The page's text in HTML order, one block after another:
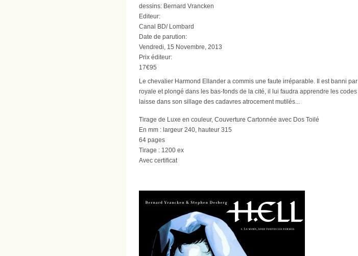
dessins: Bernard Vrancken
Editeur:
Canal BD/ Lombard
Date de parution:
Vendredi, 15 Novembre, 2013
Prix éditeur:
17€95
Le chevalier Harmond Ellander a commis une faute irréparable. Il est banni
royale et plongé dans les bas-fonds de la cité, il lui faudra apprendre les
laisse dans son sillage des cadavres atrocement mutilés...
Tirage de Luxe en couleur, Couverture Cartonnée avec Dos Toilé
En mm : largeur 240, hauteur 315
64 pages
Tirage : 1200 ex
Avec certificat